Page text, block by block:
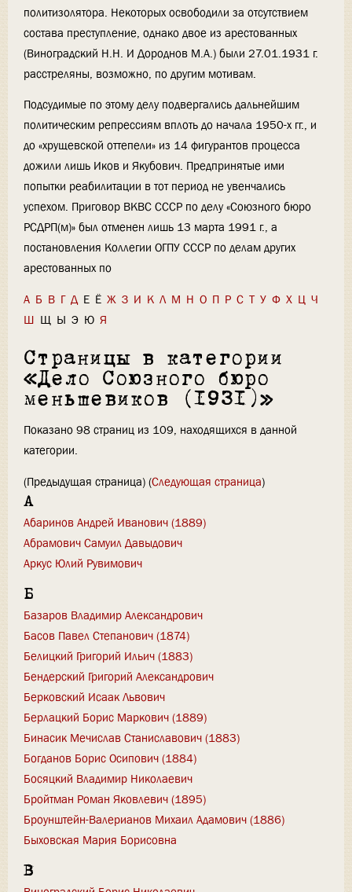
политизолятора. Некоторых освободили за отсутствием
состава преступление, однако двое из арестованных
(Виноградский Н.Н. И Дороднов М.А.) были 27.01.1931 г.
расстреляны, возможно, по другим мотивам.
Подсудимые по этому делу подвергались дальнейшим
политическим репрессиям вплоть до начала 1950-х гг., и
до «хрущевской оттепели» из 14 фигурантов процесса
дожили лишь Иков и Якубович. Предпринятые ими
попытки реабилитации в тот период не увенчались
успехом. Приговор ВКВС СССР по делу «Союзного бюро
РСДРП(м)» был отменен лишь 13 марта 1991 г., а
постановления Коллегии ОГПУ СССР по делам других
арестованных по
А Б В Г Д Е Ё Ж З И К Л М Н О П Р С Т У Ф Х Ц Ч
Ш Щ Ы Э Ю Я
Страницы в категории
«Дело Союзного бюро
меньшевиков (1931)»
Показано 98 страниц из 109, находящихся в данной
категории.
(Предыдущая страница) (Следующая страница)
А
Абаринов Андрей Иванович (1889)
Абрамович Самуил Давыдович
Аркус Юлий Рувимович
Б
Базаров Владимир Александрович
Басов Павел Степанович (1874)
Белицкий Григорий Ильич (1883)
Бендерский Григорий Александрович
Берковский Исаак Львович
Берлацкий Борис Маркович (1889)
Бинасик Мечислав Станиславович (1883)
Богданов Борис Осипович (1884)
Босяцкий Владимир Николаевич
Бройтман Роман Яковлевич (1895)
Броунштейн-Валерианов Михаил Адамович (1886)
Быховская Мария Борисовна
В